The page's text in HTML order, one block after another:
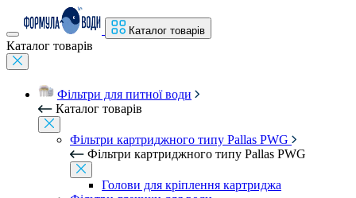
Каталог товарів
Каталог товарів
Фільтри для питної води
Каталог товарів
Фільтри картриджного типу Pallas PWG
Фільтри картриджного типу Pallas PWG
Голови для кріплення картриджа